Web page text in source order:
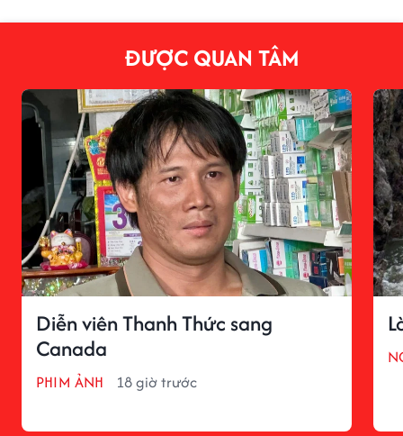
ĐƯỢC QUAN TÂM
Diễn viên Thanh Thức sang
Canada
PHIM ẢNH 18 giờ trước